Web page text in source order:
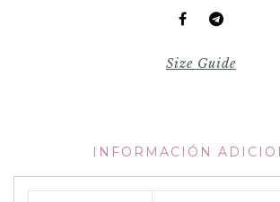
Size Guide
INFORMACIÓN